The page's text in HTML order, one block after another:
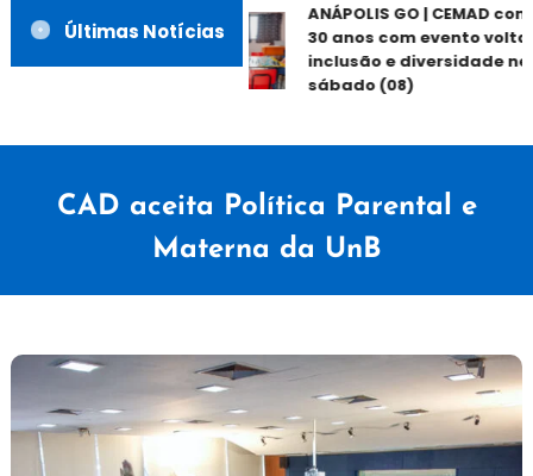
Últimas Notícias
ANÁPOLIS GO | CEMAD
30 anos com evento
inclusão e diversidade
sábado (08)
CAD aceita Política Parental e
Materna da UnB